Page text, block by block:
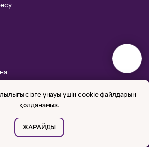
сізге ұнауы үшін cookie файлдарын
қолданамыз.
ЖАРАЙДЫ